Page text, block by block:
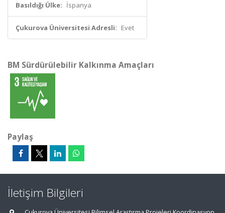
Basıldığı Ülke: İspanya
Çukurova Üniversitesi Adresli: Evet
BM Sürdürülebilir Kalkınma Amaçları
Paylaş
İletişim Bilgileri